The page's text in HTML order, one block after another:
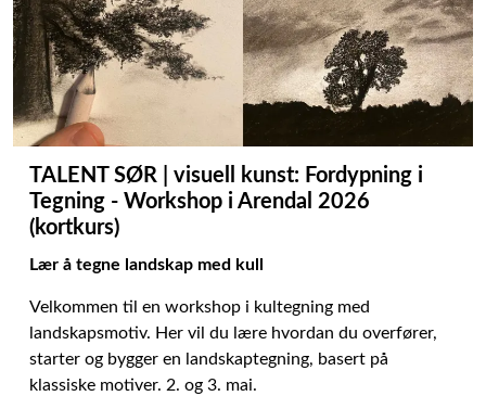
TALENT SØR | visuell kunst: Fordypning i
Tegning - Workshop i Arendal 2026
(kortkurs)
Lær å tegne landskap med kull
Velkommen til en workshop i kultegning med
landskapsmotiv. Her vil du lære hvordan du overfører,
starter og bygger en landskaptegning, basert på
klassiske motiver. 2. og 3. mai.